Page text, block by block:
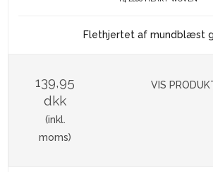
Flethjertet af mundblæst
139,95
dkk
(inkl.
moms)
VIS